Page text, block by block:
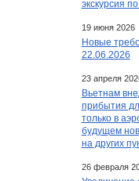
экскурсия
19 июня 2026
Новые
22.06.2026
23 апреля
Вьетнам
прибытия
только в
будущем
на других
26 февраля